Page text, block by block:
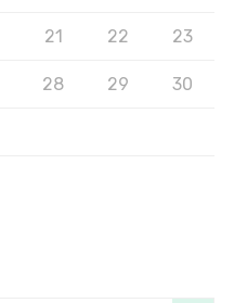
21 22 23
28 29 30